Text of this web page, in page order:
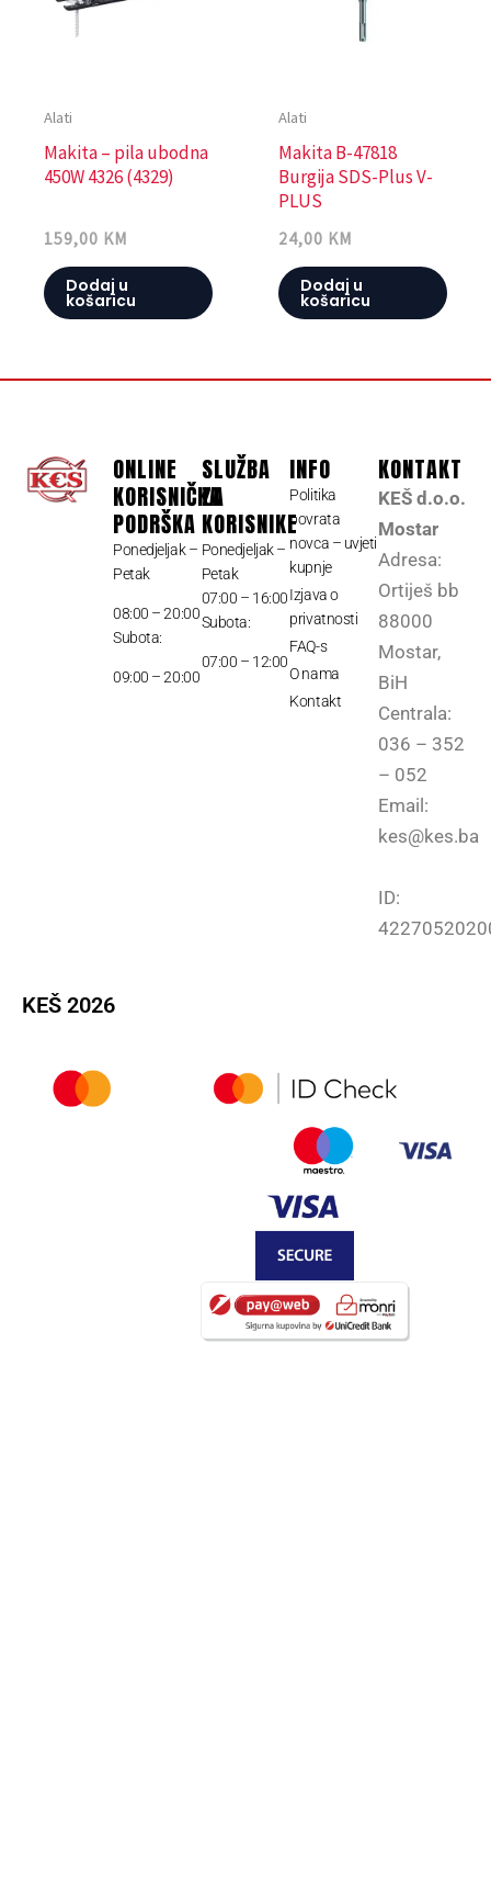
Alati
Makita – pila ubodna
450W 4326 (4329)
159,00 KM
Dodaj u
košaricu
Alati
Makita B-47818
Burgija SDS-Plus V-
PLUS
24,00 KM
Dodaj u
košaricu
ONLINE
KORISNIČKA
PODRŠKA
Ponedjeljak –
Petak
08:00 – 20:00
Subota:
09:00 – 20:00
SLUŽBA
ZA
KORISNIKE
Ponedjeljak –
Petak
07:00 – 16:00
Subota:
07:00 – 12:00
INFO
Politika
povrata
novca – uvjeti
kupnje
Izjava o
privatnosti
FAQ-s
O nama
Kontakt
KONTAKT
KEŠ d.o.o.
Mostar
Adresa:
Ortiješ bb
88000
Mostar,
BiH
Centrala:
036 – 352
– 052
Email:
kes@kes.ba
ID:
KEŠ 2026